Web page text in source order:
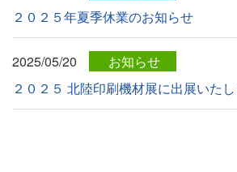
２０２５年夏季休業のお知らせ
2025/05/20
お知らせ
２０２５ 北陸印刷機材展に出展いたし